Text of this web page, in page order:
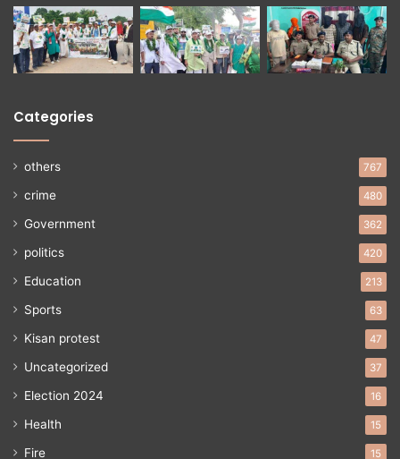
Categories
others 767
crime 480
Government 362
politics 420
Education 213
Sports 63
Kisan protest 47
Uncategorized 37
Election 2024 16
Health 15
Fire 15